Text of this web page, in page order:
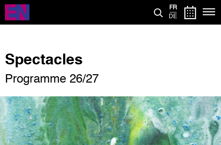
Aller
contenu
FR
DE
Spectacles
Programme 26/27